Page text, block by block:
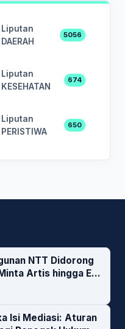
Liputan
DAERAH
5056
Liputan
KESEHATAN
674
Liputan
PERISTIWA
650
NTT Didorong
Artis hingga EO
Isi Mediasi: Aturan